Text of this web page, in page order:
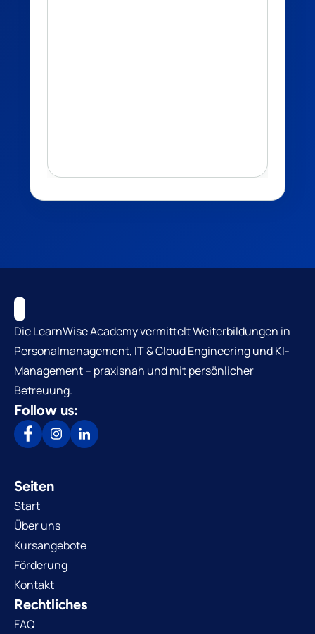
Die LearnWise Academy vermittelt Weiterbildungen in
Personalmanagement, IT & Cloud Engineering und KI-
Management – praxisnah und mit persönlicher
Betreuung.
Follow us:
Seiten
Start
Über uns
Kursangebote
Förderung
Kontakt
Rechtliches
FAQ